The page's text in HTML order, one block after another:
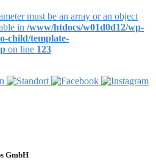
must be an array or an object
in /www/htdocs/w01d0d12/wp-
child/template-
on line 123
GmbH